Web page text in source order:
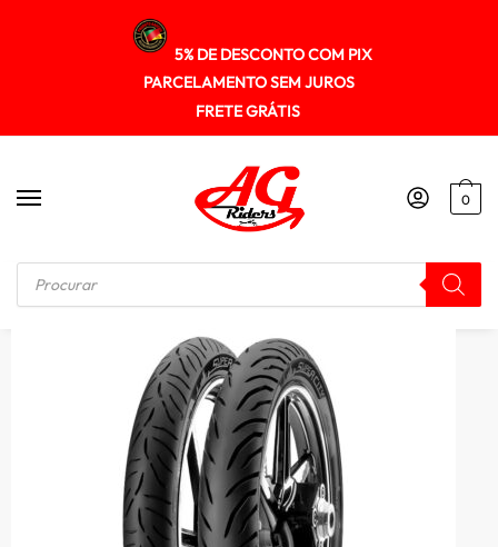
5% DE DESCONTO COM PIX
PARCELAMENTO SEM JUROS
FRETE GRÁTIS
0
Início / PNEUS Pneu Pirelli 90/90-18 Super City (tl) 51p (t) Cg 125/150/16